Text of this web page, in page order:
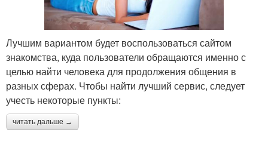
Лучшим вариантом будет воспользоваться сайтом
знакомства, куда пользователи обращаются именно с
целью найти человека для продолжения общения в
разных сферах. Чтобы найти лучший сервис, следует
учесть некоторые пункты:
читать дальше →